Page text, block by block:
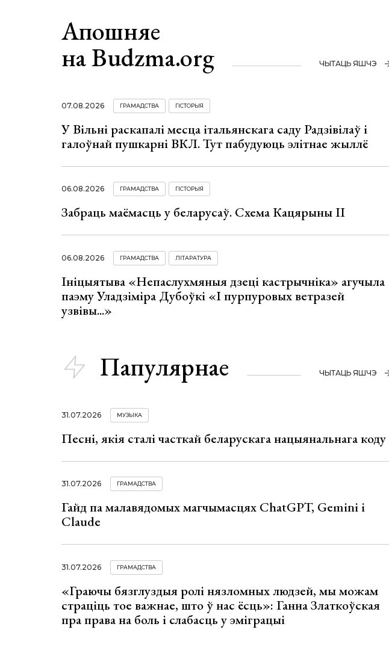
Апошняе
на Budzma.org
ЧЫТАЦЬ ЯШЧЭ
07.08.2026 ГРАМАДСТВА ГІСТОРЫЯ
У Вільні раскапалі месца італьянскага саду Радзівілаў і
галоўнай пушкарні ВКЛ. Тут пабудуюць элітнае жыллё
06.08.2026 ГРАМАДСТВА ГІСТОРЫЯ
Забраць маёмасць у беларусаў. Схема Кацярыны ІІ
06.08.2026 ГРАМАДСТВА ЛІТАРАТУРА
Ініцыятыва «Непаслухмяныя дзеці кастрычніка» агучыла
паэму Уладзіміра Дубоўкі «І пурпуровых ветразей
узвівы...»
Папулярнае ЧЫТАЦЬ ЯШЧЭ
31.07.2026 МУЗЫКА
Песні, якія сталі часткай беларускага нацыянальнага коду
31.07.2026 ГРАМАДСТВА
Гайд па малавядомых магчымасцях ChatGPT, Gemini і
Claude
31.07.2026 ГРАМАДСТВА
«Граючы бязглуздыя ролі нязломных людзей, мы можам
страціць тое важнае, што ў нас ёсць»: Ганна Златкоўская
пра права на боль і слабасць у эміграцыі